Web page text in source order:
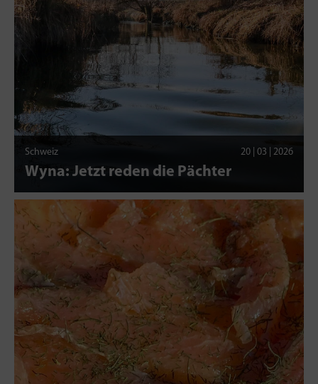
Schweiz 20 | 03 | 2026
Wyna: Jetzt reden die Pächter